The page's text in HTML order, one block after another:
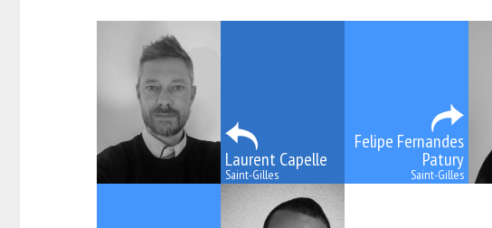
Laurent Capelle
Saint-Gilles
Felipe Fernandes
Patury
Saint-Gilles